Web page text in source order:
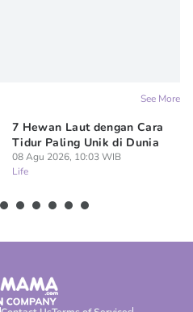
See More
7 Hewan Laut dengan Cara
Tidur Paling Unik di Dunia
08 Agu 2026, 10:03 WIB
Life